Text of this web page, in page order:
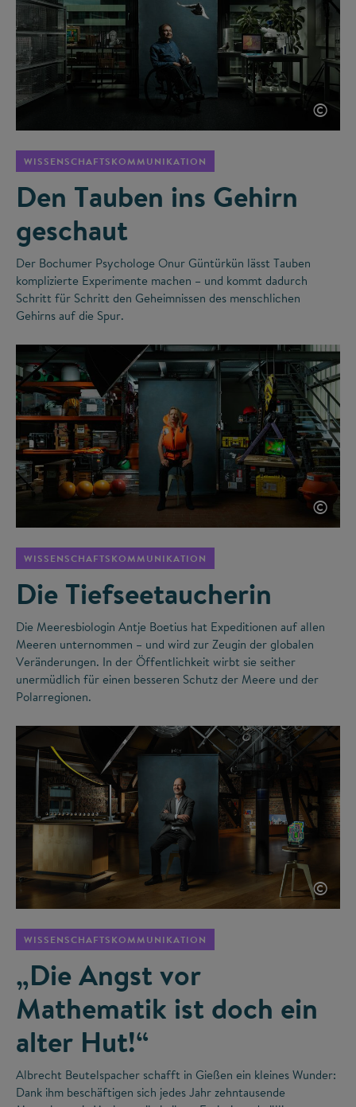
©
WISSENSCHAFTSKOMMUNIKATION
Den Tauben ins Gehirn
geschaut
Der Bochumer Psychologe Onur Güntürkün lässt Tauben
komplizierte Experimente machen – und kommt dadurch
Schritt für Schritt den Geheimnissen des menschlichen
Gehirns auf die Spur.
©
WISSENSCHAFTSKOMMUNIKATION
Die Tiefseetaucherin
Die Meeresbiologin Antje Boetius hat Expeditionen auf allen
Meeren unternommen – und wird zur Zeugin der globalen
Veränderungen. In der Öffentlichkeit wirbt sie seither
unermüdlich für einen besseren Schutz der Meere und der
Polarregionen.
©
WISSENSCHAFTSKOMMUNIKATION
„Die Angst vor
Mathematik ist doch ein
alter Hut!“
Albrecht Beutelspacher schafft in Gießen ein kleines Wunder:
Dank ihm beschäftigen sich jedes Jahr zehntausende